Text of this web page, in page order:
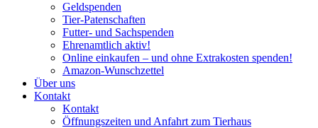
Geldspenden
Tier-Patenschaften
Futter- und Sachspenden
Ehrenamtlich aktiv!
Online einkaufen – und ohne Extrakosten spenden!
Amazon-Wunschzettel
Über uns
Kontakt
Kontakt
Öffnungszeiten und Anfahrt zum Tierhaus